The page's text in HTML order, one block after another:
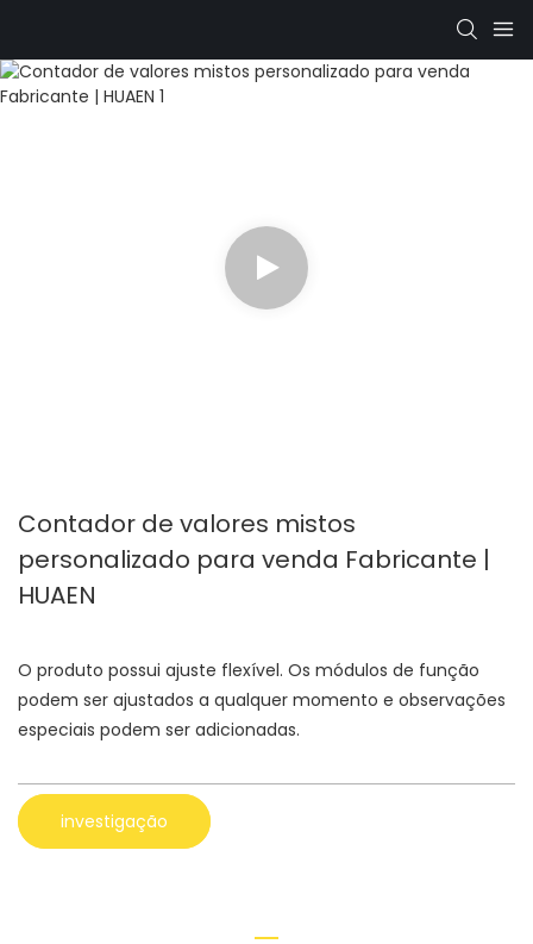
Contador de valores mistos
personalizado para venda Fabricante |
HUAEN
O produto possui ajuste flexível. Os módulos de função
podem ser ajustados a qualquer momento e observações
especiais podem ser adicionadas.
investigação